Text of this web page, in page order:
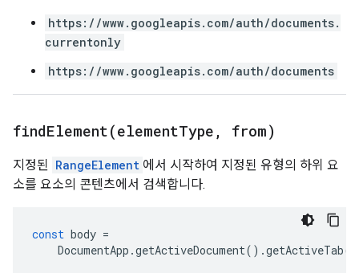
https://www.googleapis.com/auth/documents.
currentonly
https://www.googleapis.com/auth/documents
findElement(elementType , from)
지정된 RangeElement 에서 시작하여 지정된 유형의 하위 요
소를 요소의 콘텐츠에서 검색합니다.
const body =
DocumentApp .getActiveDocument().getActiveTab